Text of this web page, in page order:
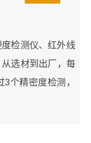
检测仪、红外线
选材到出厂，每
个精密度检测，